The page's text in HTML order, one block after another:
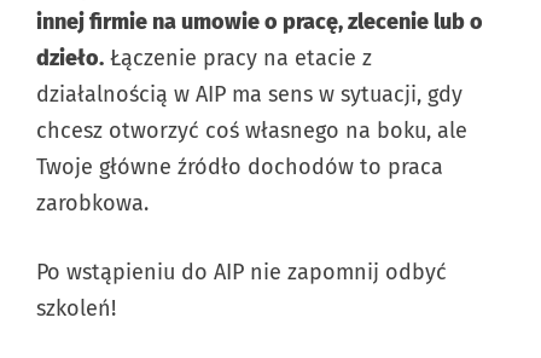
innej firmie na umowie o pracę, zlecenie lub o
dzieło. Łączenie pracy na etacie z
działalnością w AIP ma sens w sytuacji, gdy
chcesz otworzyć coś własnego na boku, ale
Twoje główne źródło dochodów to praca
zarobkowa.
Po wstąpieniu do AIP nie zapomnij odbyć
szkoleń!